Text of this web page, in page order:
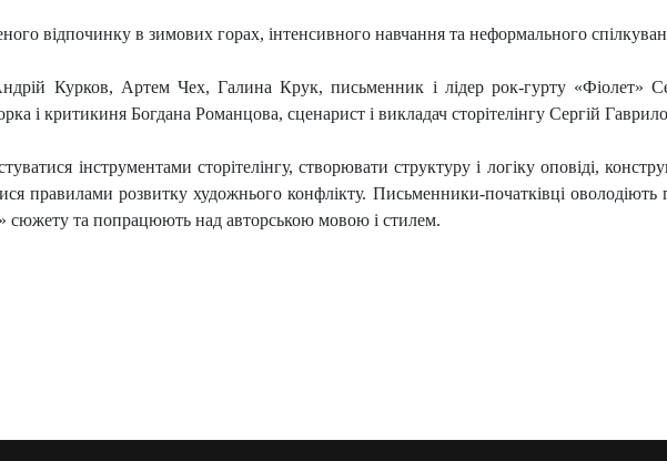
відпочинку в зимових горах, інтенсивного навчання та неформального
Курков, Артем Чех, Галина Крук, письменник і лідер рок-гурту «Фіолет»
і критикиня Богдана Романцова, сценарист і викладач сторітелінгу Сергій
інструментами сторітелінгу, створювати структуру і логіку оповіді,
правилами розвитку художнього конфлікту. Письменники-початківці
сюжету та попрацюють над авторською мовою і стилем.